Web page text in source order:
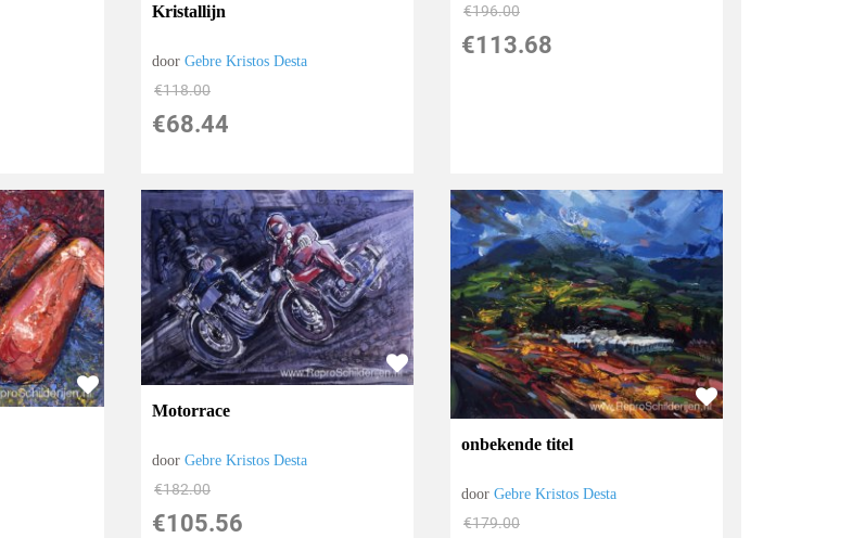
Kristallijn
doorGebre Kristos Desta
€118.00
€68.44
€196.00
€113.68
Motorrace
doorGebre Kristos Desta
€182.00
€105.56
onbekende titel
doorGebre Kristos Desta
€179.00